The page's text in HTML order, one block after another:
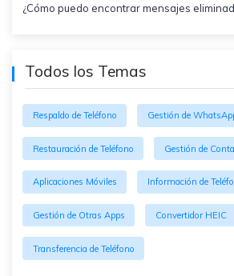
¿Cómo puedo encontrar mensajes
Todos los Temas
Respaldo de Teléfono Gestión de
Restauración de Teléfono Gestión de
Aplicaciones Móviles Información de
Gestión de Otras Apps Convertidor HEIC
Transferencia de Teléfono